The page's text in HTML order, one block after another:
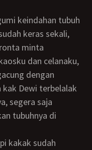
keras sekali,
minta
dan celanaku,
dengan
Dewi terbelalak
segera saja
tubuhnya di